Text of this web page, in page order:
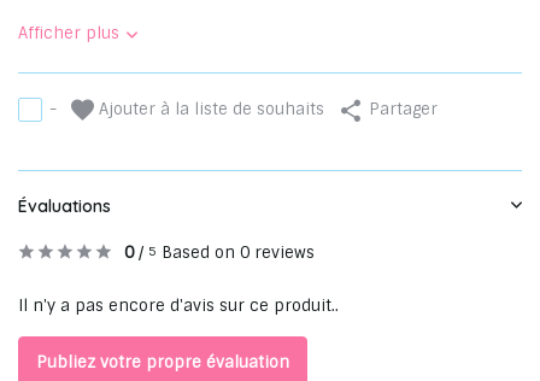
Afficher plus
- Ajouter à la liste de souhaits Partager
Évaluations
0/ 5 Based on 0 reviews
Il n'y a pas encore d'avis sur ce produit..
Publiez votre propre évaluation